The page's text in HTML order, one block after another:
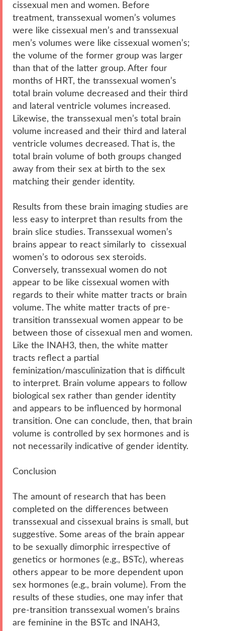
cissexual men and women. Before
treatment, transsexual women’s volumes
were like cissexual men’s and transsexual
men’s volumes were like cissexual women’s;
the volume of the former group was larger
than that of the latter group. After four
months of HRT, the transsexual women’s
total brain volume decreased and their third
and lateral ventricle volumes increased.
Likewise, the transsexual men’s total brain
volume increased and their third and lateral
ventricle volumes decreased. That is, the
total brain volume of both groups changed
away from their sex at birth to the sex
matching their gender identity.
Results from these brain imaging studies are
less easy to interpret than results from the
brain slice studies. Transsexual women’s
brains appear to react similarly to cissexual
women’s to odorous sex steroids.
Conversely, transsexual women do not
appear to be like cissexual women with
regards to their white matter tracts or brain
volume. The white matter tracts of pre-
transition transsexual women appear to be
between those of cissexual men and women.
Like the INAH3, then, the white matter
tracts reflect a partial
feminization/masculinization that is difficult
to interpret. Brain volume appears to follow
biological sex rather than gender identity
and appears to be influenced by hormonal
transition. One can conclude, then, that brain
volume is controlled by sex hormones and is
not necessarily indicative of gender identity.
Conclusion
The amount of research that has been
completed on the differences between
transsexual and cissexual brains is small, but
suggestive. Some areas of the brain appear
to be sexually dimorphic irrespective of
genetics or hormones (e.g., BSTc), whereas
others appear to be more dependent upon
sex hormones (e.g., brain volume). From the
results of these studies, one may infer that
pre-transition transsexual women’s brains
are feminine in the BSTc and INAH3,